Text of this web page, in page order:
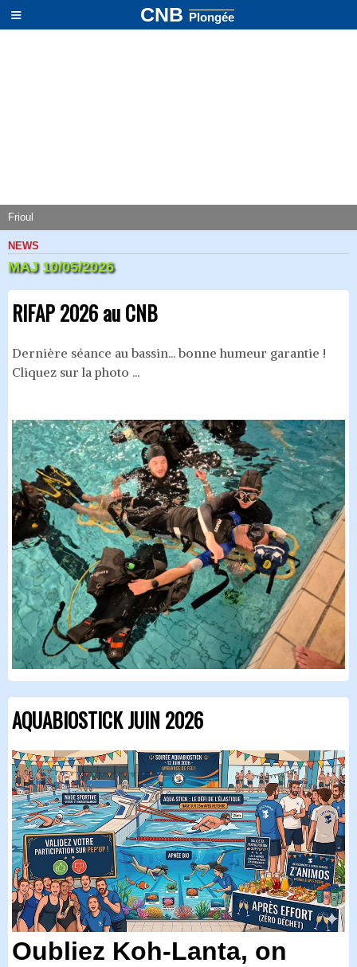
≡ CNBPlongée
Frioul
NEWS
MAJ 10/05/2026
RIFAP 2026 au CNB
Dernière séance au bassin... bonne humeur garantie !
Cliquez sur la photo ...
AQUABIOSTICK JUIN 2026
Oubliez Koh-Lanta, on